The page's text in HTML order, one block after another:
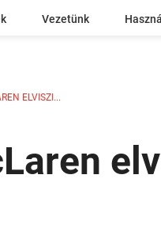
Vezetünk
ELVISZI...